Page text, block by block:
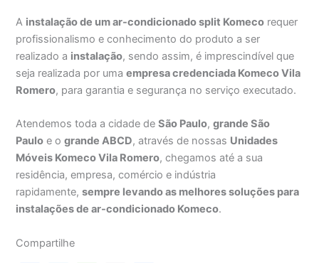
A instalação de um ar-condicionado split Komeco requer
profissionalismo e conhecimento do produto a ser
realizado a instalação, sendo assim, é imprescindível que
seja realizada por umaempresa credenciada Komeco Vila
Romero, para garantia e segurança no serviço executado.
Atendemos toda a cidade deSão Paulo,grande São
Paulo e ogrande ABCD, através de nossas Unidades
Móveis Komeco Vila Romero, chegamos até a sua
residência, empresa, comércio e indústria
rapidamente,sempre levando as melhores soluções para
instalações de ar-condicionado Komeco.
Compartilhe